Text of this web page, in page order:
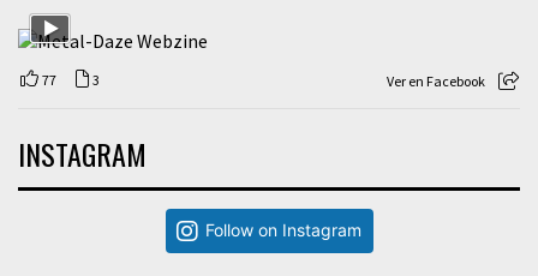
77 3 Ver en Facebook
INSTAGRAM
Follow on Instagram